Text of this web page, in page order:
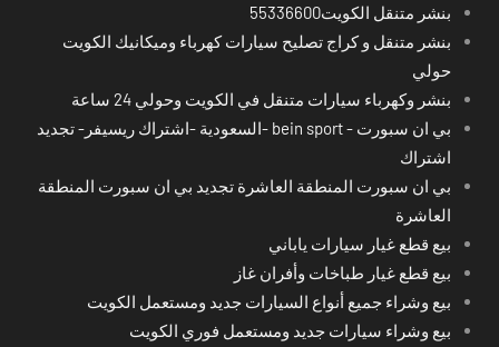
بنشر متنقل الكويت55336600
بنشر متنقل و كراج تصليح سيارات كهرباء وميكانيك الكويت
حولي
بنشر وكهرباء سيارات متنقل في الكويت وحولي 24 ساعة
بي ان سبورت - bein sport -السعودية -اشتراك ريسيفر- تجديد
اشتراك
بي ان سبورت المنطقة العاشرة تجديد بي ان سبورت المنطقة
العاشرة
بيع قطع غيار سيارات ياباني
بيع قطع غيار طباخات وأفران غاز
بيع وشراء جميع أنواع السيارات جديد ومستعمل الكويت
بيع وشراء سيارات جديد ومستعمل فوري الكويت